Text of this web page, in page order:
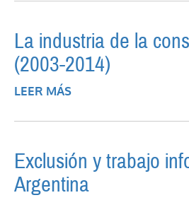
La industria de la
(2003-2014)
LEER MÁS
Exclusión y trabajo
Argentina